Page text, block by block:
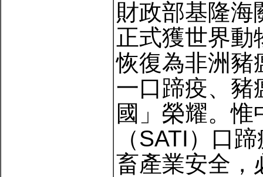
財政部基隆海
正式獲世界動
恢復為非洲豬
一口蹄疫、豬
國」榮耀。
（SATI）口
畜產業安全，